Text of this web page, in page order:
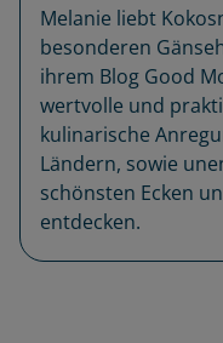
Melanie liebt
besonderen
ihrem Blog Good
wertvolle und
kulinarische
Ländern, sowie
schönsten Ecken
entdecken.